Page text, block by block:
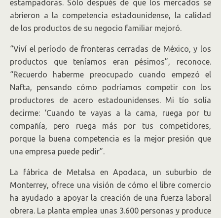
estampadoras. Sólo después de que los mercados se
abrieron a la competencia estadounidense, la calidad
de los productos de su negocio familiar mejoró.
“Viví el período de fronteras cerradas de México, y los
productos que teníamos eran pésimos”, reconoce.
“Recuerdo haberme preocupado cuando empezó el
Nafta, pensando cómo podríamos competir con los
productores de acero estadounidenses. Mi tío solía
decirme: ‘Cuando te vayas a la cama, ruega por tu
compañía, pero ruega más por tus competidores,
porque la buena competencia es la mejor presión que
una empresa puede pedir”.
La fábrica de Metalsa en Apodaca, un suburbio de
Monterrey, ofrece una visión de cómo el libre comercio
ha ayudado a apoyar la creación de una fuerza laboral
obrera. La planta emplea unas 3.600 personas y produce